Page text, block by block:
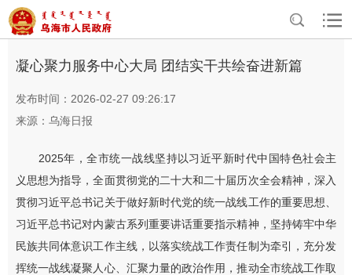
首页>资讯中心 > 乌海要闻
凝心聚力服务中心大局 团结实干共绘奋进新篇
发布时间：2026-02-27 09:26:17
来源：乌海日报
2025年，全市统一战线坚持以习近平新时代中国特色社会主
义思想为指导，全面贯彻党的二十大和二十届历次全会精神，深入
贯彻习近平总书记关于做好新时代党的统一战线工作的重要思想、
习近平总书记对内蒙古系列重要讲话重要指示精神，坚持铸牢中华
民族共同体意识工作主线，以落实统战工作责任制为牵引，充分发
挥统一战线凝聚人心、汇聚力量的政治作用，推动全市统战工作取